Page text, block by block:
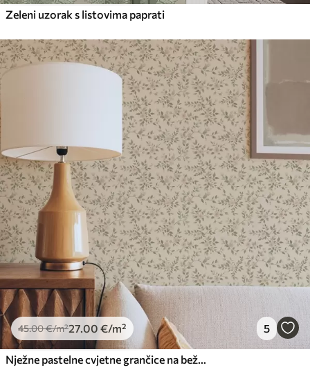
Zeleni uzorak s listovima paprati
45.00€/m²27.00 €/m² 5
Nježne pastelne cvjetne grančice na bež pozadini